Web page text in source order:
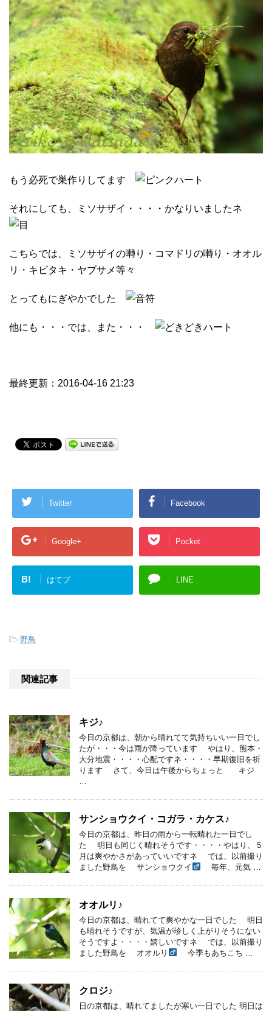
もう必死で巣作りしてます
それにしても、ミソサザイ・・・・かなりいましたネ
こちらでは、ミソサザイの囀り・コマドリの囀り・オオル
リ・キビタキ・ヤブサメ等々
とってもにぎやかでした
他にも・・・では、また・・・
最終更新：2016-04-16 21:23
Twitter Facebook
Google+ Pocket
B! はてブ LINE
-野鳥
関連記事
キジ♪
今日の京都は、朝から晴れてて気持ちいい一日でし
たが・・・今は雨が降っています やはり、熊本・
大分地震・・・・心配ですネ・・・・早期復旧を祈
ります さて、今日は午後からちょっと キジ
サンショウクイ・コガラ・カケス♪
今日の京都は、昨日の雨から一転晴れた一日でし
た 明日も同じく晴れそうです・・・・やはり、５
月は爽やかさがあっていいですネ では、以前撮り
ました野鳥を サンショウクイ
毎年、元気 …
オオルリ♪
今日の京都は、晴れてて爽やかな一日でした 明日
も晴れそうですが、気温が珍しく上がりそうにない
そうですよ・・・・嬉しいですネ では、以前撮り
ました野鳥を オオルリ
今季もあちこち …
クロジ♪
日の京都は、晴れてましたが寒い一日でした 明日は